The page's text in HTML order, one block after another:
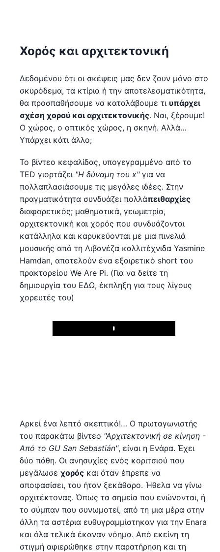
Χορός και αρχιτεκτονική
Δεδομένου ότι οι σκέψεις μας δεν ζουν μόνο στο
σκυρόδεμα, τα κτίρια ή την αποτελεσματικότητα,
θα προσπαθήσουμε να καταλάβουμε τι υπάρχει
σχέση χορού και αρχιτεκτονικής. Ναι, ξέρουμε!
Ο χώρος, ο οπτικός χώρος, η σκηνή. Αλλά…
Υπάρχει κάτι άλλο;
Το βίντεο κεφαλίδας, υπογεγραμμένο από το
TED γιορτάζει "Η δύναμη του x"για να
πολλαπλασιάσουμε τις μεγάλες ιδέες. Στην
πραγματικότητα συνδυάζει πολλάπειθαρχίες
διαφορετικός; μαθηματικά, γεωμετρία,
αρχιτεκτονική και χορός που συνδυάζονται
κατάλληλα και καρυκεύονται με μια πινελιά
μουσικής από τη Λιβανέζα καλλιτέχνιδα Yasmine
Hamdan, αποτελούν ένα εξαιρετικό short του
πρακτορείου We Are Pi. (Για να δείτε τη
δημιουργία του ΕΔΩ, έκπληξη για τους λίγους
χορευτές του)
Play
Αρκεί ένα λεπτό σκεπτικό!… Ο πρωταγωνιστής
του παρακάτω βίντεο "Αρχιτεκτονική σε κίνηση -
Από το GU San Sebastián", είναι η Ενάρα. Έχει
δύο πάθη. Οι ανησυχίες ενός κοριτσιού που
μεγάλωσε χορός και όταν έπρεπε να
αποφασίσει, του ήταν ξεκάθαρο. Ήθελα να γίνω
αρχιτέκτονας. Όπως τα σημεία που ενώνονται, ή
το σύμπαν που συνωμοτεί, από τη μια μέρα στην
άλλη τα αστέρια ευθυγραμμίστηκαν για την Enara
και όλα τελικά έκαναν νόημα. Από εκείνη τη
στιγμή αφιερώθηκε στην παρατήρηση και τη